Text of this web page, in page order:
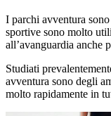
I parchi avventura
sportive sono molto
all’avanguardia anche
Studiati
avventura sono degli
molto rapidamente in